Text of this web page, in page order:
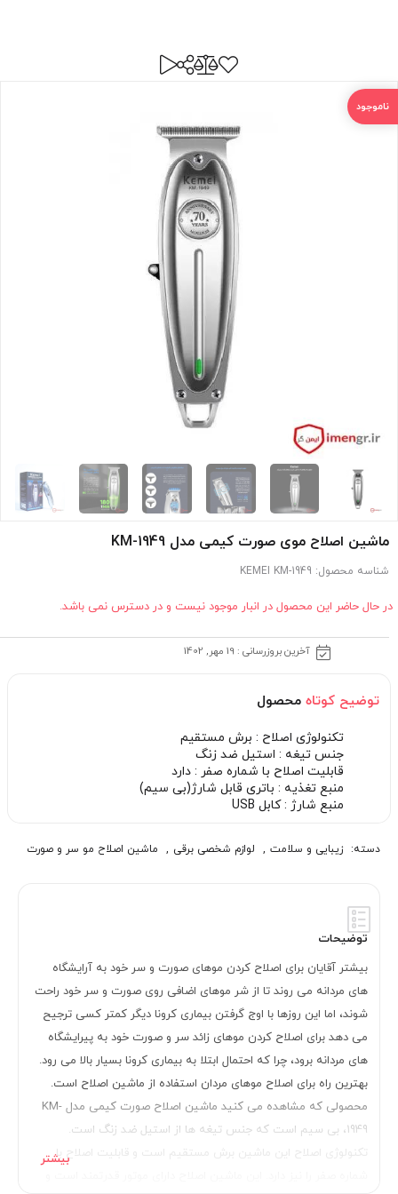
ماشین اصلاح موی صورت کیمی مدل KM-1949
شناسه محصول: KEMEI KM-1949
در حال حاضر این محصول در انبار موجود نیست و در دسترس نمی باشد.
آخرین بروزرسانی : 19 مهر, 1402
توضیح کوتاه محصول
تکنولوژی اصلاح : برش مستقیم
جنس تیغه : استیل ضد زنگ
قابلیت اصلاح با شماره صفر : دارد
منبع تغذیه : باتری قابل شارژ(بی سیم)
منبع شارژ : کابل USB
دسته: زیبایی و سلامت , لوازم شخصی برقی , ماشین اصلاح مو سر و صورت
توضیحات
بیشتر آقایان برای اصلاح کردن موهای صورت و سر خود به آرایشگاه
های مردانه می روند تا از شر موهای اضافی روی صورت و سر خود راحت
شوند، اما این روزها با اوج گرفتن بیماری کرونا دیگر کمتر کسی ترجیح
می دهد برای اصلاح کردن موهای زائد سر و صورت خود به پیرایشگاه
های مردانه برود، چرا که احتمال ابتلا به بیماری کرونا بسیار بالا می رود.
بهترین راه برای اصلاح موهای مردان استفاده از ماشین اصلاح است.
محصولی که مشاهده می کنید ماشین اصلاح صورت کیمی مدل KM-
1949، بی سیم است که جنس تیغه ها از استیل ضد زنگ است.
تکنولوژی اصلاح این ماشین برش مستقیم است و قابلیت اصلاح با